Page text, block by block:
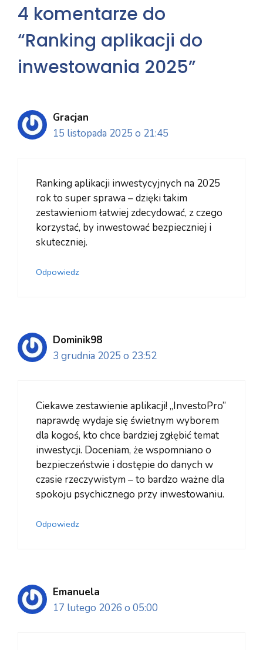
4 komentarze do
“Ranking aplikacji do
inwestowania 2025”
Gracjan
15 listopada 2025 o 21:45
Ranking aplikacji inwestycyjnych na 2025
rok to super sprawa – dzięki takim
zestawieniom łatwiej zdecydować, z czego
korzystać, by inwestować bezpieczniej i
skuteczniej.
Odpowiedz
Dominik98
3 grudnia 2025 o 23:52
Ciekawe zestawienie aplikacji! „InvestoPro”
naprawdę wydaje się świetnym wyborem
dla kogoś, kto chce bardziej zgłębić temat
inwestycji. Doceniam, że wspomniano o
bezpieczeństwie i dostępie do danych w
czasie rzeczywistym – to bardzo ważne dla
spokoju psychicznego przy inwestowaniu.
Odpowiedz
Emanuela
17 lutego 2026 o 05:00